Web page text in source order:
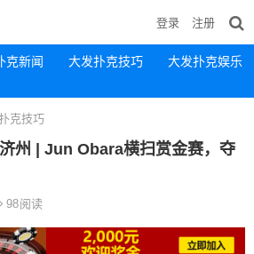
克新闻 大发扑克技巧
大发扑克娱乐
登录 注册
克技巧
州 | Jun Obara横扫赏金赛，夺
98阅读